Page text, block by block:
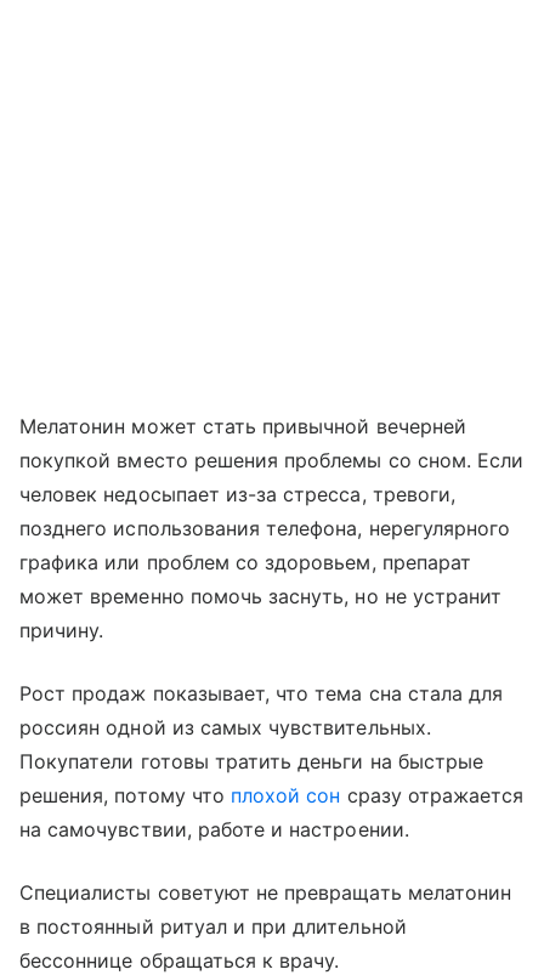
Мелатонин может стать привычной вечерней
покупкой вместо решения проблемы со сном. Если
человек недосыпает из-за стресса, тревоги,
позднего использования телефона, нерегулярного
графика или проблем со здоровьем, препарат
может временно помочь заснуть, но не устранит
причину.
Рост продаж показывает, что тема сна стала для
россиян одной из самых чувствительных.
Покупатели готовы тратить деньги на быстрые
решения, потому что плохой сон сразу отражается
на самочувствии, работе и настроении.
Специалисты советуют не превращать мелатонин
в постоянный ритуал и при длительной
бессоннице обращаться к врачу.